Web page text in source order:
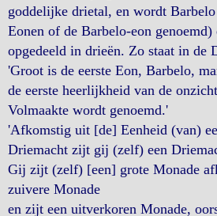
goddelijke drietal, en wordt
Eonen of de Barbelo-eon
opgedeeld in drieën. Zo staat in de
'Groot is de eerste Eon, Barbelo,
de eerste heerlijkheid van de
Volmaakte wordt genoemd.'
'Afkomstig uit [de] Eenheid (van)
Driemacht zijt gij (zelf) een
Gij zijt (zelf) [een] grote Monade
zuivere Monade
en zijt een uitverkoren Monade,